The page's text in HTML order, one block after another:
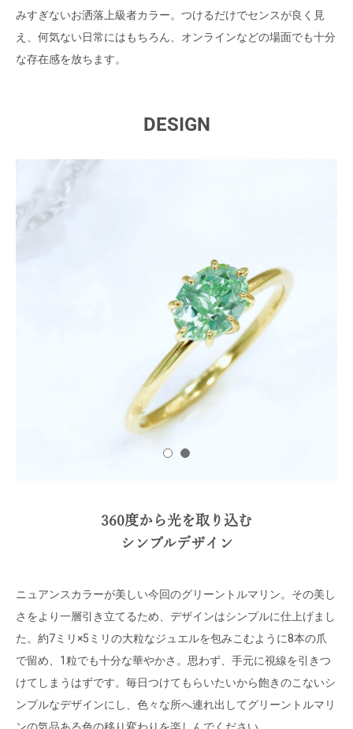
みすぎないお洒落上級者カラー。つけるだけでセンスが良く見
え、何気ない日常にはもちろん、オンラインなどの場面でも十分
な存在感を放ちます。
DESIGN
360度から光を取り込む
シンプルデザイン
ニュアンスカラーが美しい今回のグリーントルマリン。その美し
さをより一層引き立てるため、デザインはシンプルに仕上げまし
た。約7ミリ×5ミリの大粒なジュエルを包みこむように8本の爪
で留め、1粒でも十分な華やかさ。思わず、手元に視線を引きつ
けてしまうはずです。毎日つけてもらいたいから飽きのこないシ
ンプルなデザインにし、色々な所へ連れ出してグリーントルマリ
ンの気品ある色の移り変わりを楽しんでください。